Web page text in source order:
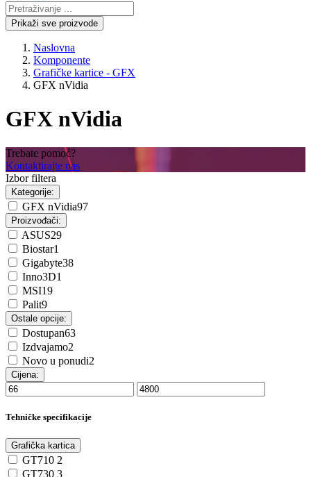
Prikaži sve proizvode
Naslovna
Komponente
Grafičke kartice - GFX
GFX nVidia
GFX nVidia
Trebate pomoć?
Kontaktirajte nas
Izbor filtera
Kategorije:
GFX nVidia97
Proizvođači:
ASUS29
Biostar1
Gigabyte38
Inno3D1
MSI19
Palit9
Ostale opcije:
Dostupan63
Izdvajamo2
Novo u ponudi2
Cijena:
Tehničke specifikacije
Grafička kartica
GT710 2
GT730 3